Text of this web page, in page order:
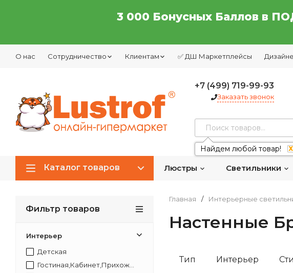
3 000 Бонусных Баллов в
О нас Сотрудничество Клиентам ✅ ДШ Маркетплейсы
+7 (499) 719-99-93
Заказать звонок
Найдем любой товар! X
Каталог товаров Люстры Светильники
Фильтр товаров
Интерьер
Детская
Гостиная,Кабинет,Прихожая,Спальня
Главная / Интерьерные
Настенные
Тип Интерьер